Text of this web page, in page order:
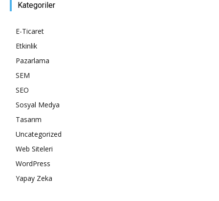
Kategoriler
E-Ticaret
Etkinlik
Pazarlama
SEM
SEO
Sosyal Medya
Tasarım
Uncategorized
Web Siteleri
WordPress
Yapay Zeka